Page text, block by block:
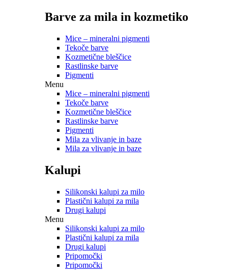
Barve za mila in kozmetiko
Mice – mineralni pigmenti
Tekoče barve
Kozmetične bleščice
Rastlinske barve
Pigmenti
Menu
Mice – mineralni pigmenti
Tekoče barve
Kozmetične bleščice
Rastlinske barve
Pigmenti
Mila za vlivanje in baze
Mila za vlivanje in baze
Kalupi
Silikonski kalupi za milo
Plastični kalupi za mila
Drugi kalupi
Menu
Silikonski kalupi za milo
Plastični kalupi za mila
Drugi kalupi
Pripomočki
Pripomočki